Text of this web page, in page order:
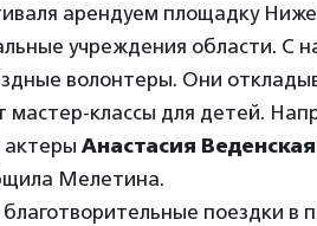
арендуем площадку
учреждения области. С
волонтеры. Они
мастер-классы для детей.
актеры Анастасия Веденская
Мелетина.
поездки в